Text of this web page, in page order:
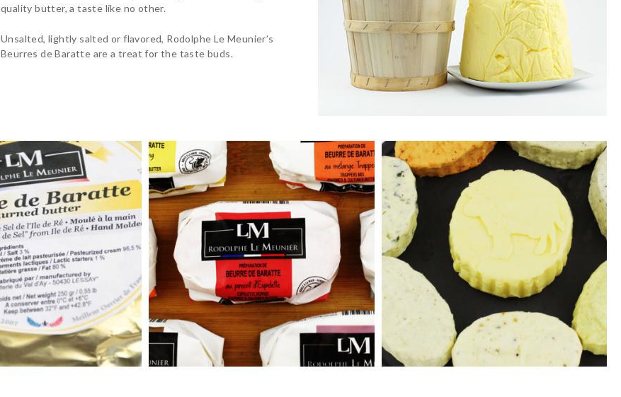
quality butter, a taste like no other.
Unsalted, lightly salted or flavored, Rodolphe Le Meunier’s
Beurres de Baratte are a treat for the taste buds.